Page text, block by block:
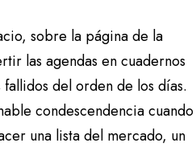
l
i
z
a
l
sobre la página de la
las agendas en cuadernos
del orden de los días.
condescendencia cuando
una lista del mercado, un